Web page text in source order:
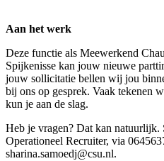
Aan het werk
Deze functie als Meewerkend
Spijkenisse kan jouw nieuwe
jouw sollicitatie bellen wij jou
bij ons op gesprek. Vaak tekenen
kun je aan de slag.
Heb je vragen? Dat kan natuurlijk.
Operationeel Recruiter, via
sharina.samoedj@csu.nl.